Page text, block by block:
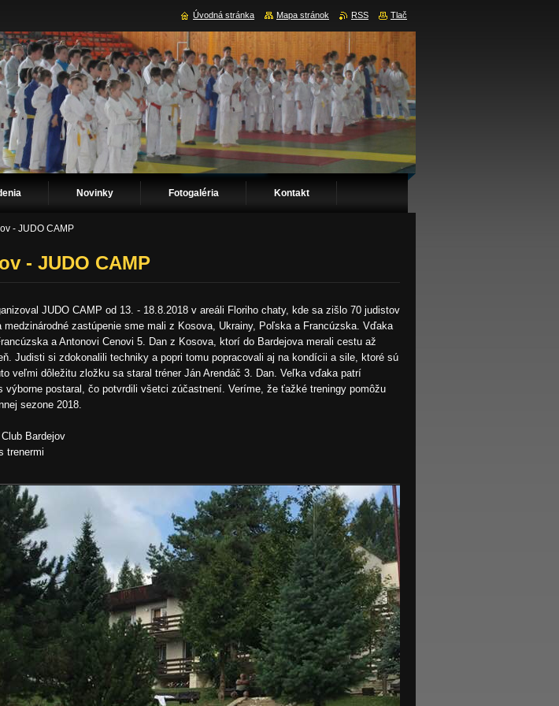
Novinky Fotogaléria Kontakt
- JUDO CAMP
- JUDO CAMP
JUDO CAMP od 13. - 18.8.2018 v areáli Floriho chaty, kde sa zišlo 70 judistov
zastúpenie sme mali z Kosova, Ukrainy, Poľska a Francúzska. Vďaka
a Antonovi Cenovi 5. Dan z Kosova, ktorí do Bardejova merali cestu až
Judisti si zdokonalili techniky a popri tomu popracovali aj na kondícii a sile, ktoré sú
veľmi dôležitu zložku sa staral tréner Ján Arendáč 3. Dan. Veľka vďaka patrí
výborne postaral, čo potvrdili všetci zúčastnení. Veríme, že ťažké treningy pomôžu
sezone 2018.
Bardejov
trenermi
Úvodná stránka Mapa stránok RSS Tlač